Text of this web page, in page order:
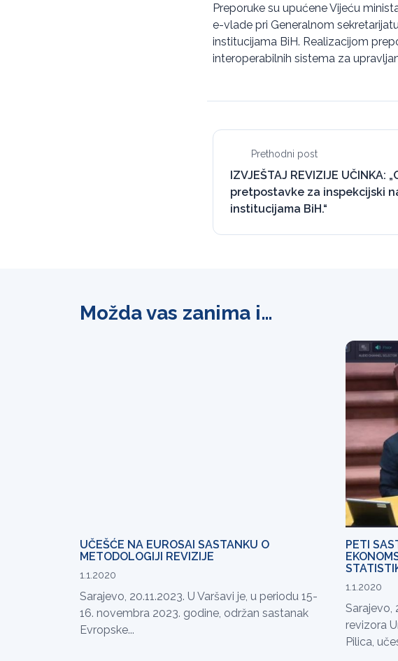
Preporuke su upućene Vijeću
e-vlade pri Generalnom
institucijama BiH. Realizacijom
interoperabilnih sistema za
Prethodni post
IZVJEŠTAJ REVIZIJE UČINKA:
pretpostavke za inspekcijski
institucijama BiH.“
Možda vas zanima i…
UČEŠĆE NA EUROSAI SASTANKU O
METODOLOGIJI REVIZIJE
1.1.2020
Sarajevo, 20.11.2023. U Varšavi je, u periodu 15-
16. novembra 2023. godine, održan sastanak
Evropske...
PETI
1.1.2020
Sarajevo,
revizora
Pilica,